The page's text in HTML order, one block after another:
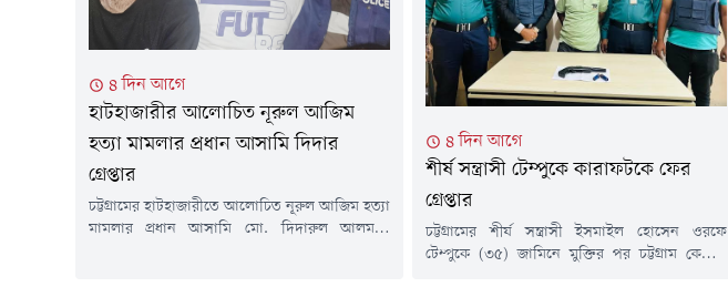
৪ দিন আগে
হাটহাজারীর আলোচিত নূরুল আজিম
হত্যা মামলার প্রধান আসামি দিদার
গ্রেপ্তার
চট্টগ্রামের হাটহাজারীতে আলোচিত নূরুল আজিম হত্যা
মামলার প্রধান আসামি মো. দিদারুল আলমকে
৪ দিন আগে
শীর্ষ সন্ত্রাসী টেম্পুকে কারাফটকে ফের
গ্রেপ্তার
চট্টগ্রামের শীর্ষ সন্ত্রাসী ইসমাইল হোসেন ওরফে
টেম্পুকে (৩৫) জামিনে মুক্তির পর চট্টগ্রাম কেন্দ্রীয়